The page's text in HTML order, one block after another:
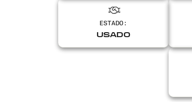
ESTADO:
USADO